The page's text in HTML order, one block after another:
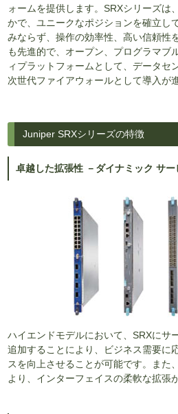
ォームを提供します。SRXシリーズは
かで、ユニークなポジションを確立し
みならず、操作の効率性、高い信頼性
も先進的で、オープン、プログラマブ
ィプラットフォームとして、データセ
次世代ファイアウォールとして導入が
Juniper SRXシリーズの特徴
卓越した拡張性 －ダイナミック サー
ハイエンドモデルにおいて、SRXにサ
追加することにより、ビジネス需要に
スを向上させることが可能です。また
より、インターフェイスの柔軟な拡張